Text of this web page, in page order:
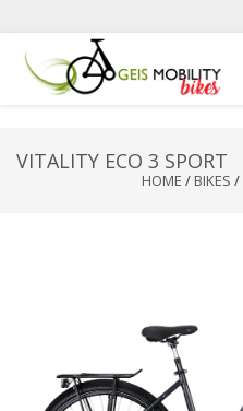
VITALITY ECO 3 SPORT
HOME / BIKES /